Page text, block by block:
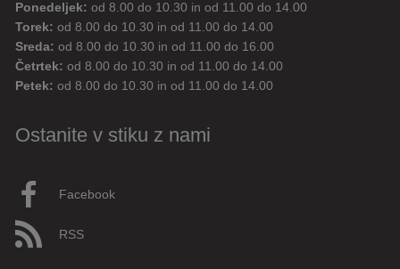
Ponedeljek: od 8.00 do 10.30 in od 11.00 do 14.00
Torek: od 8.00 do 10.30 in od 11.00 do 14.00
Sreda: od 8.00 do 10.30 in od 11.00 do 16.00
Četrtek: od 8.00 do 10.30 in od 11.00 do 14.00
Petek: od 8.00 do 10.30 in od 11.00 do 14.00
Ostanite v stiku z nami
Facebook
RSS
Digitalni pomočnik
Aktualne novice Aktualne cestne zapore
Dovolilnice za parkiranje